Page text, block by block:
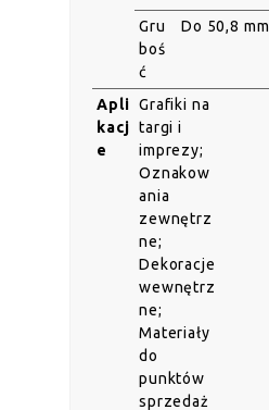
Gru
boś
ć
Do 50,8 mm
Apli
kacj
e
Grafiki na
targi i
imprezy;
Oznakow
ania
zewnętrz
ne;
Dekoracje
wewnętrz
ne;
Materiały
do
punktów
sprzedaż